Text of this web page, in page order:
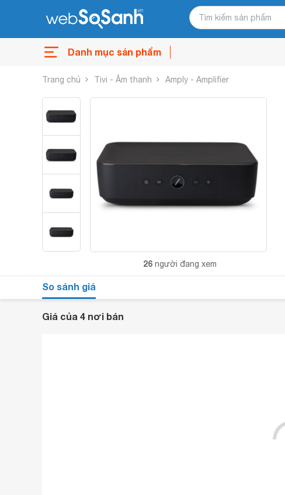
Danh mục sản phẩm
Trang chủ Tivi - Âm thanh Amply - Amplifier
26 người đang xem
So sánh giá
Giá của 4 nơi bán